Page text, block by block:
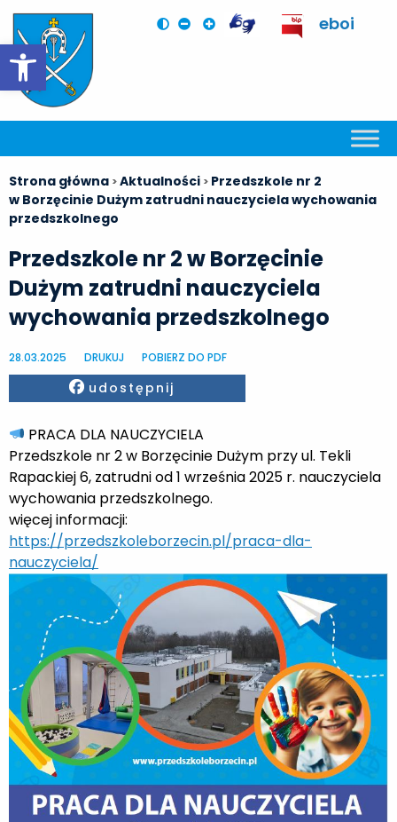
Otwórz pasek narzędzi
eboi
Strona główna >Aktualności > Przedszkole nr 2
w Borzęcinie Dużym zatrudni nauczyciela wychowania
przedszkolnego
Przedszkole nr 2 w Borzęcinie
Dużym zatrudni nauczyciela
wychowania przedszkolnego
28.03.2025 DRUKUJ POBIERZ DO PDF
Facebook
udostępnij
PRACA DLA NAUCZYCIELA
Przedszkole nr 2 w Borzęcinie Dużym przy ul. Tekli
Rapackiej 6, zatrudni od 1 września 2025 r. nauczyciela
wychowania przedszkolnego.
więcej informacji:
https://przedszkoleborzecin.pl/praca-dla-
nauczyciela/